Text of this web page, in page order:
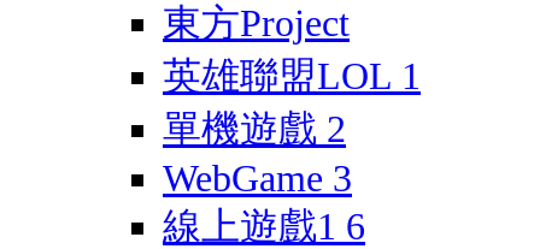
東方Project
英雄聯盟LOL 1
單機遊戲 2
WebGame 3
線上遊戲1 6